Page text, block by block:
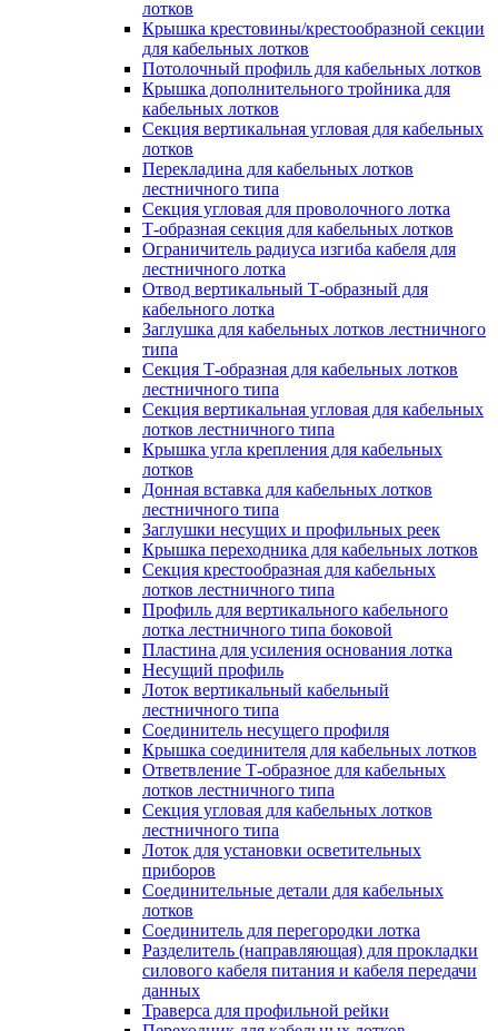
лотков
Крышка крестовины/крестообразной секции
для кабельных лотков
Потолочный профиль для кабельных лотков
Крышка дополнительного тройника для
кабельных лотков
Секция вертикальная угловая для кабельных
лотков
Перекладина для кабельных лотков
лестничного типа
Секция угловая для проволочного лотка
Т-образная секция для кабельных лотков
Ограничитель радиуса изгиба кабеля для
лестничного лотка
Отвод вертикальный Т-образный для
кабельного лотка
Заглушка для кабельных лотков лестничного
типа
Секция Т-образная для кабельных лотков
лестничного типа
Секция вертикальная угловая для кабельных
лотков лестничного типа
Крышка угла крепления для кабельных
лотков
Донная вставка для кабельных лотков
лестничного типа
Заглушки несущих и профильных реек
Крышка переходника для кабельных лотков
Секция крестообразная для кабельных
лотков лестничного типа
Профиль для вертикального кабельного
лотка лестничного типа боковой
Пластина для усиления основания лотка
Несущий профиль
Лоток вертикальный кабельный
лестничного типа
Соединитель несущего профиля
Крышка соединителя для кабельных лотков
Ответвление Т-образное для кабельных
лотков лестничного типа
Секция угловая для кабельных лотков
лестничного типа
Лоток для установки осветительных
приборов
Соединительные детали для кабельных
лотков
Соединитель для перегородки лотка
Разделитель (направляющая) для прокладки
силового кабеля питания и кабеля передачи
данных
Траверса для профильной рейки